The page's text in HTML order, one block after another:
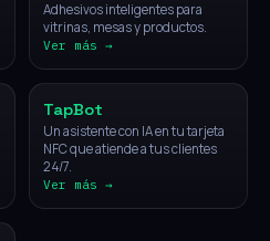
Adhesivos inteligentes para
vitrinas, mesas y productos.
Ver más →
IA
TapBot
Un asistente con IA en tu tarjeta
NFC que atiende a tus clientes
24/7.
Ver más →